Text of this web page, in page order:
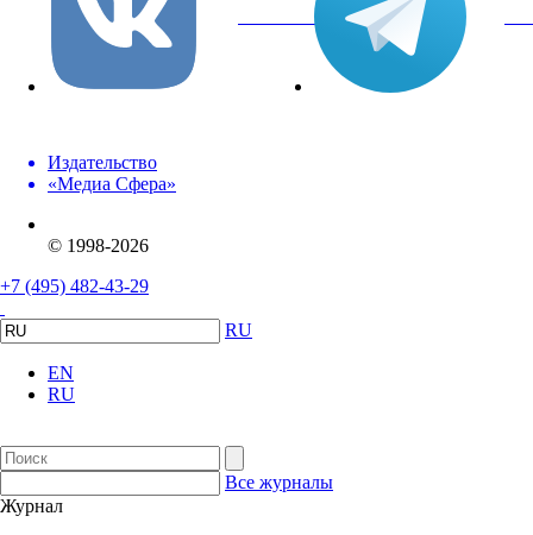
вКонтакте
Издательство
«Медиа Сфера»
© 1998-2026
+7 (495) 482-43-29
RU
EN
RU
Все журналы
Журнал